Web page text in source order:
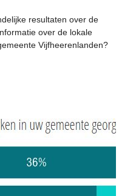
resultaten over de
over de lokale
Vijfheerenlanden?